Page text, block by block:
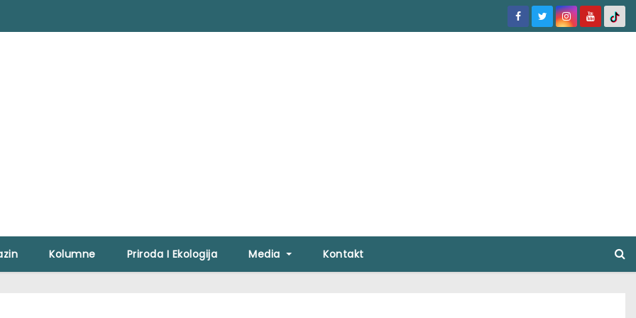
Kolumne Priroda I Ekologija Media Kontakt